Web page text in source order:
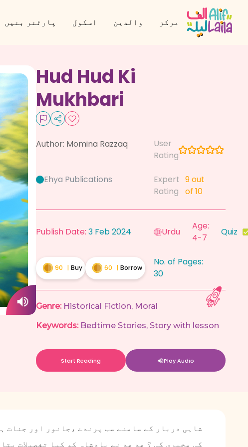
مرکز والدین اسکول پارٹنر بنیں
Hud Hud Ki
Mukhbari
Author: Momina Razzaq
User
Rating
Ehya Publications
Expert
Rating
9out
of 10
Publish Date: 3 Feb 2024 Urdu
Age:
4-7
Quiz
90 | Buy 60 | Borrow
No. of Pages:
30
Genre: Historical Fiction, Moral
Keywords: Bedtime Stories, Story with lesson
Start Reading Play Audio
شاہی دربار کے سامنے سب پرندے ،جانور اور جنات
کی مخبری کی ؟ ھد ھد نے بادشاہ کو کیا تفصیلات